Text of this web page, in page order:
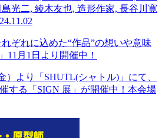
光二, 綾木友也, 造形作家, 長谷川寛
ぞれに込めた“作品”の想いや意味
11月1日より開催中！
）より「SHUTL(シャトル)」にて、
する「SIGN 展」が開催中！本会場